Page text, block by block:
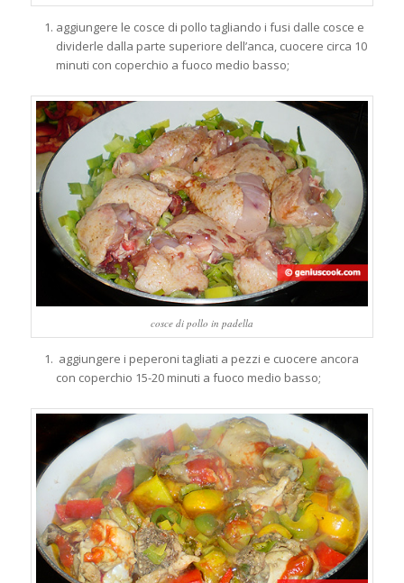
aggiungere le cosce di pollo tagliando i fusi dalle cosce e
dividerle dalla parte superiore dell’anca, cuocere circa 10
minuti con coperchio a fuoco medio basso;
cosce di pollo in padella
aggiungere i peperoni tagliati a pezzi e cuocere ancora
con coperchio 15-20 minuti a fuoco medio basso;